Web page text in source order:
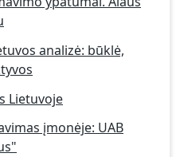
analizė: būklė,
Lietuvoje
įmonėje: UAB